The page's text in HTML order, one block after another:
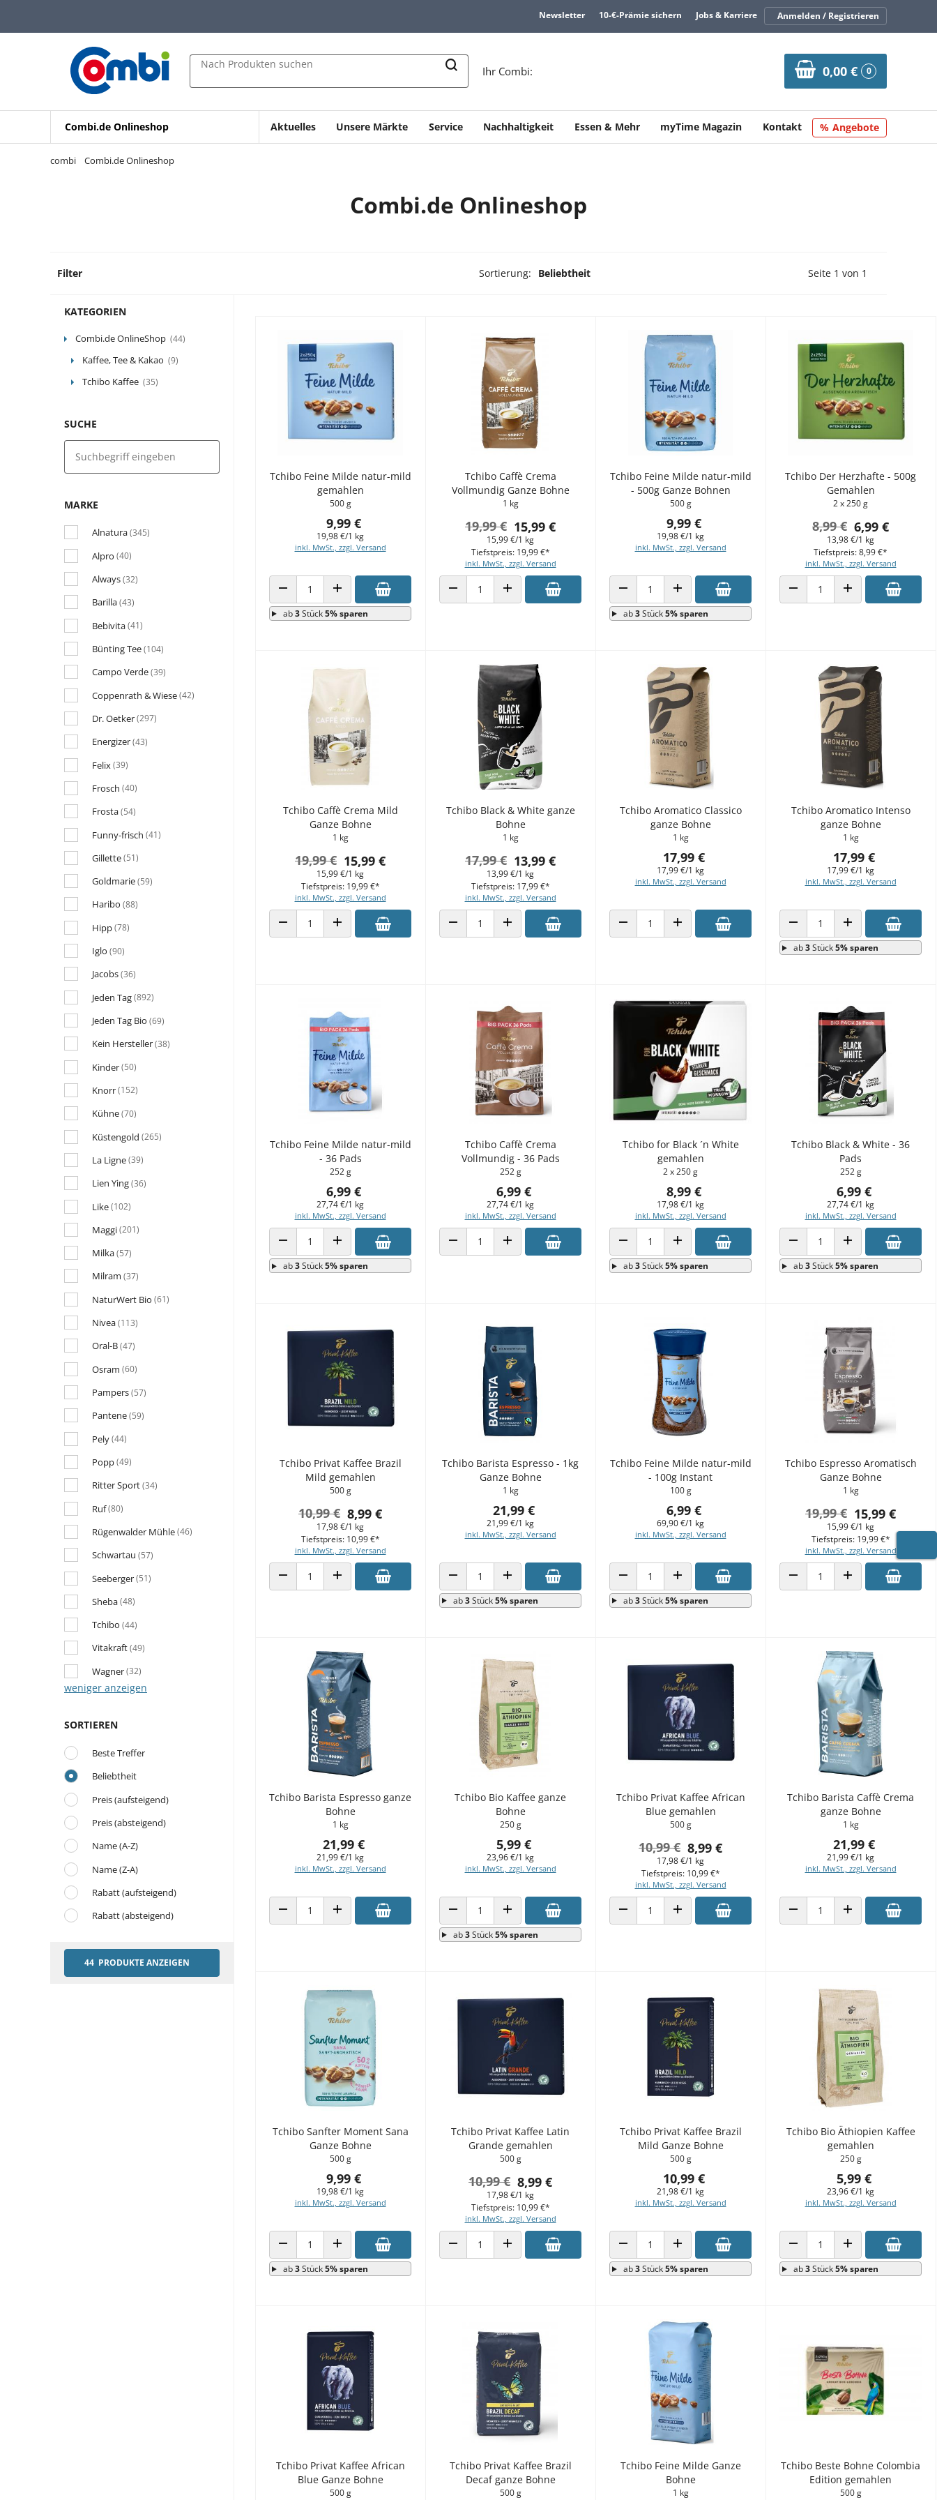
Zur Navigation springen
Zur Suche springen
Newsletter 10-€-Prämie sichern Jobs & Karriere Anmelden / Registrieren
Nach Produkten suchen
Ihr Combi: 0,00 € 0
Combi.de Onlineshop Aktuelles Unsere Märkte Service Nachhaltigkeit Essen & Mehr myTime Magazin Kontakt Angebote
combi Combi.de Onlineshop
Combi.de Onlineshop
Filter Sortierung: Beliebtheit Vorherige Seite
Seite 1 von 1
KATEGORIEN
Combi.de OnlineShop (44)
Kaffee, Tee & Kakao (9)
Tchibo Kaffee (35)
SUCHE
MARKE
Alnatura(345)
Alpro (40)
Always(32)
Barilla(43)
Bebivita(41)
Bünting Tee(104)
Campo Verde(39)
Coppenrath & Wiese(42)
Dr. Oetker(297)
Energizer(43)
Felix(39)
Frosch (40)
Frosta(54)
Funny-frisch (41)
Gillette(51)
Goldmarie(59)
Haribo (88)
Hipp(78)
Iglo (90)
Jacobs(36)
Jeden Tag(892)
Jeden Tag Bio (69)
Kein Hersteller(38)
Kinder(50)
Knorr(152)
Kühne(70)
Küstengold (265)
La Ligne(39)
Lien Ying(36)
Like(102)
Maggi(201)
Milka(57)
Milram (37)
NaturWert Bio (61)
Nivea(113)
Oral-B(47)
Osram (60)
Pampers(57)
Pantene(59)
Pely(44)
Popp(49)
Ritter Sport(34)
Ruf(80)
Rügenwalder Mühle(46)
Schwartau (57)
Seeberger(51)
Sheba(48)
Tchibo (44)
Vitakraft(49)
Wagner(32)
weniger anzeigen
SORTIEREN
Beste Treffer
Beliebtheit
Preis (aufsteigend)
Preis (absteigend)
Name (A-Z)
Name (Z-A)
Rabatt (aufsteigend)
Rabatt (absteigend)
44 PRODUKTE ANZEIGEN
Tchibo Feine Milde natur-mild
gemahlen
500 g
9,99 €
19,98 €/1 kg
inkl. MwSt., zzgl. Versand
ANZAHL VERRINGERNANZAHL ERHÖHEN
ab3Stück5% sparen
Tchibo Caffè Crema
Vollmundig Ganze Bohne
1 kg
15,99 €
19,99 €
15,99 €/1 kg
inkl. MwSt., zzgl. Versand
Tiefstpreis: 19,99 €*
ANZAHL VERRINGERNANZAHL ERHÖHEN
Tchibo Feine Milde natur-mild
- 500g Ganze Bohnen
500 g
9,99 €
19,98 €/1 kg
inkl. MwSt., zzgl. Versand
ANZAHL VERRINGERNANZAHL ERHÖHEN
ab3Stück5% sparen
Tchibo Der Herzhafte - 500g
Gemahlen
2 x 250 g
6,99 €
8,99 €
13,98 €/1 kg
inkl. MwSt., zzgl. Versand
Tiefstpreis: 8,99 €*
ANZAHL VERRINGERNANZAHL ERHÖHEN
Tchibo Caffè Crema Mild
Ganze Bohne
1 kg
15,99 €
19,99 €
15,99 €/1 kg
inkl. MwSt., zzgl. Versand
Tiefstpreis: 19,99 €*
ANZAHL VERRINGERNANZAHL ERHÖHEN
Tchibo Black & White ganze
Bohne
1 kg
13,99 €
17,99 €
13,99 €/1 kg
inkl. MwSt., zzgl. Versand
Tiefstpreis: 17,99 €*
ANZAHL VERRINGERNANZAHL ERHÖHEN
Tchibo Aromatico Classico
ganze Bohne
1 kg
17,99 €
17,99 €/1 kg
inkl. MwSt., zzgl. Versand
ANZAHL VERRINGERNANZAHL ERHÖHEN
Tchibo Aromatico Intenso
ganze Bohne
1 kg
17,99 €
17,99 €/1 kg
inkl. MwSt., zzgl. Versand
ANZAHL VERRINGERNANZAHL ERHÖHEN
ab3Stück5% sparen
Tchibo Feine Milde natur-mild
- 36 Pads
252 g
6,99 €
27,74 €/1 kg
inkl. MwSt., zzgl. Versand
ANZAHL VERRINGERNANZAHL ERHÖHEN
ab3Stück5% sparen
Tchibo Caffè Crema
Vollmundig - 36 Pads
252 g
6,99 €
27,74 €/1 kg
inkl. MwSt., zzgl. Versand
ANZAHL VERRINGERNANZAHL ERHÖHEN
Tchibo for Black ´n White
gemahlen
2 x 250 g
8,99 €
17,98 €/1 kg
inkl. MwSt., zzgl. Versand
ANZAHL VERRINGERNANZAHL ERHÖHEN
ab3Stück5% sparen
Tchibo Black & White - 36
Pads
252 g
6,99 €
27,74 €/1 kg
inkl. MwSt., zzgl. Versand
ANZAHL VERRINGERNANZAHL ERHÖHEN
ab3Stück5% sparen
Tchibo Privat Kaffee Brazil
Mild gemahlen
500 g
8,99 €
10,99 €
17,98 €/1 kg
inkl. MwSt., zzgl. Versand
Tiefstpreis: 10,99 €*
ANZAHL VERRINGERNANZAHL ERHÖHEN
Tchibo Barista Espresso - 1kg
Ganze Bohne
1 kg
21,99 €
21,99 €/1 kg
inkl. MwSt., zzgl. Versand
ANZAHL VERRINGERNANZAHL ERHÖHEN
ab3Stück5% sparen
Tchibo Feine Milde natur-mild
- 100g Instant
100 g
6,99 €
69,90 €/1 kg
inkl. MwSt., zzgl. Versand
ANZAHL VERRINGERNANZAHL ERHÖHEN
ab3Stück5% sparen
Tchibo Espresso Aromatisch
Ganze Bohne
1 kg
15,99 €
19,99 €
15,99 €/1 kg
inkl. MwSt., zzgl. Versand
Tiefstpreis: 19,99 €*
ANZAHL VERRINGERNANZAHL ERHÖHEN
Tchibo Barista Espresso ganze
Bohne
1 kg
21,99 €
21,99 €/1 kg
inkl. MwSt., zzgl. Versand
ANZAHL VERRINGERNANZAHL ERHÖHEN
Tchibo Bio Kaffee ganze
Bohne
250 g
5,99 €
23,96 €/1 kg
inkl. MwSt., zzgl. Versand
ANZAHL VERRINGERNANZAHL ERHÖHEN
ab3Stück5% sparen
Tchibo Privat Kaffee African
Blue gemahlen
500 g
8,99 €
10,99 €
17,98 €/1 kg
inkl. MwSt., zzgl. Versand
Tiefstpreis: 10,99 €*
ANZAHL VERRINGERNANZAHL ERHÖHEN
Tchibo Barista Caffè Crema
ganze Bohne
1 kg
21,99 €
21,99 €/1 kg
inkl. MwSt., zzgl. Versand
ANZAHL VERRINGERNANZAHL ERHÖHEN
Tchibo Sanfter Moment Sana
Ganze Bohne
500 g
9,99 €
19,98 €/1 kg
inkl. MwSt., zzgl. Versand
ANZAHL VERRINGERNANZAHL ERHÖHEN
ab3Stück5% sparen
Tchibo Privat Kaffee Latin
Grande gemahlen
500 g
8,99 €
10,99 €
17,98 €/1 kg
inkl. MwSt., zzgl. Versand
Tiefstpreis: 10,99 €*
ANZAHL VERRINGERNANZAHL ERHÖHEN
Tchibo Privat Kaffee Brazil
Mild Ganze Bohne
500 g
10,99 €
21,98 €/1 kg
inkl. MwSt., zzgl. Versand
ANZAHL VERRINGERNANZAHL ERHÖHEN
ab3Stück5% sparen
Tchibo Bio Äthiopien Kaffee
gemahlen
250 g
5,99 €
23,96 €/1 kg
inkl. MwSt., zzgl. Versand
ANZAHL VERRINGERNANZAHL ERHÖHEN
ab3Stück5% sparen
Tchibo Privat Kaffee African
Blue Ganze Bohne
500 g
Tchibo Privat Kaffee Brazil
Decaf ganze Bohne
500 g
Tchibo Feine Milde Ganze
Bohne
1 kg
Tchibo Beste Bohne Colombia
Edition gemahlen
500 g